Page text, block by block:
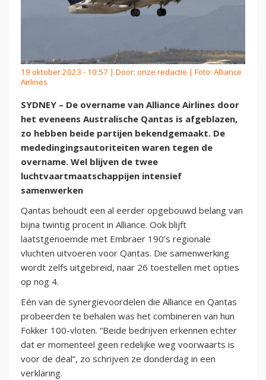
19 oktober 2023 - 10:57 | Door: onze redactie | Foto: Alliance
Airlines
SYDNEY – De overname van Alliance Airlines door
het eveneens Australische Qantas is afgeblazen,
zo hebben beide partijen bekendgemaakt. De
mededingingsautoriteiten waren tegen de
overname. Wel blijven de twee
luchtvaartmaatschappijen intensief
samenwerken
Qantas behoudt een al eerder opgebouwd belang van
bijna twintig procent in Alliance. Ook blijft
laatstgenoemde met Embraer 190’s regionale
vluchten uitvoeren voor Qantas. Die samenwerking
wordt zelfs uitgebreid, naar 26 toestellen met opties
op nog 4.
Eén van de synergievoordelen die Alliance en Qantas
probeerden te behalen was het combineren van hun
Fokker 100-vloten. “Beide bedrijven erkennen echter
dat er momenteel geen redelijke weg voorwaarts is
voor de deal”, zo schrijven ze donderdag in een
verklaring.